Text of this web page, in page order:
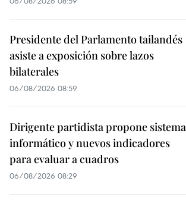
Presidente del Parlamento tailandés
asiste a exposición sobre lazos
bilaterales
06/08/2026 08:59
Dirigente partidista propone sistema
informático y nuevos indicadores
para evaluar a cuadros
06/08/2026 08:29